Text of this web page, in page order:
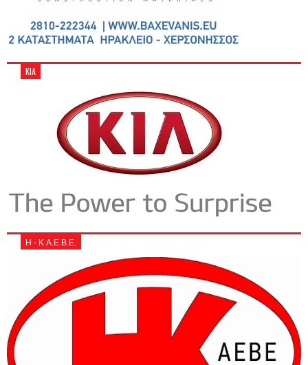
KIA
Η - Κ Α.Ε.Β.Ε.